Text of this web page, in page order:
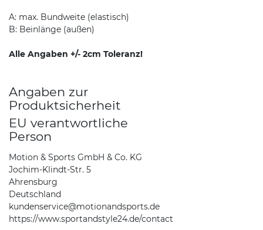
A: max. Bundweite (elastisch)
B: Beinlänge (außen)
Alle Angaben +/- 2cm Toleranz!
Angaben zur
Produktsicherheit
EU verantwortliche
Person
Motion & Sports GmbH & Co. KG
Jochim-Klindt-Str. 5
Ahrensburg
Deutschland
kundenservice@motionandsports.de
https://www.sportandstyle24.de/contact